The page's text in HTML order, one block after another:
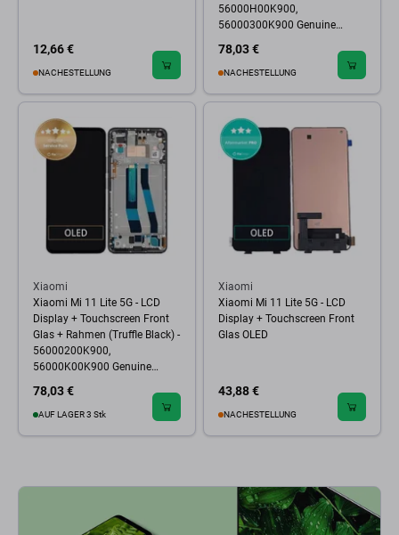
12,66 €
NACHESTELLUNG
56000H00K900,
56000300K900 Genuine
78,03 €
NACHESTELLUNG
Xiaomi
Xiaomi Mi 11 Lite 5G - LCD
Display + Touchscreen Front
Glas + Rahmen (Truffle Black) -
56000200K900,
56000K00K900 Genuine
78,03 €
AUF LAGER 3 Stk
Xiaomi
Xiaomi Mi 11 Lite 5G - LCD
Display + Touchscreen Front
Glas OLED
43,88 €
NACHESTELLUNG